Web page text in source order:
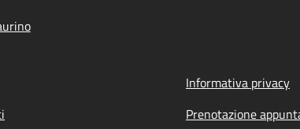
Informativa privacy
Prenotazione